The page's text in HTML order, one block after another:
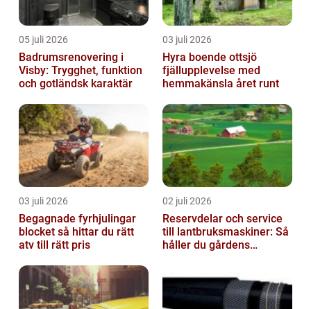
05 juli 2026
Badrumsrenovering i
Visby: Trygghet, funktion
och gotländsk karaktär
03 juli 2026
Hyra boende ottsjö
fjällupplevelse med
hemmakänsla året runt
03 juli 2026
Begagnade fyrhjulingar
blocket så hittar du rätt
atv till rätt pris
02 juli 2026
Reservdelar och service
till lantbruksmaskiner: Så
håller du gårdens